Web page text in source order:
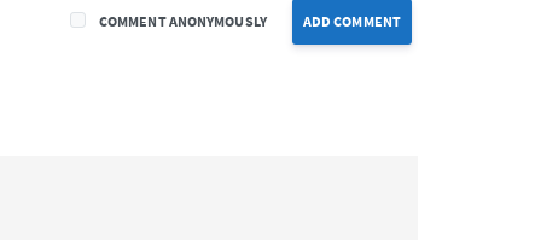
ADD COMMENT
COMMENT ANONYMOUSLY